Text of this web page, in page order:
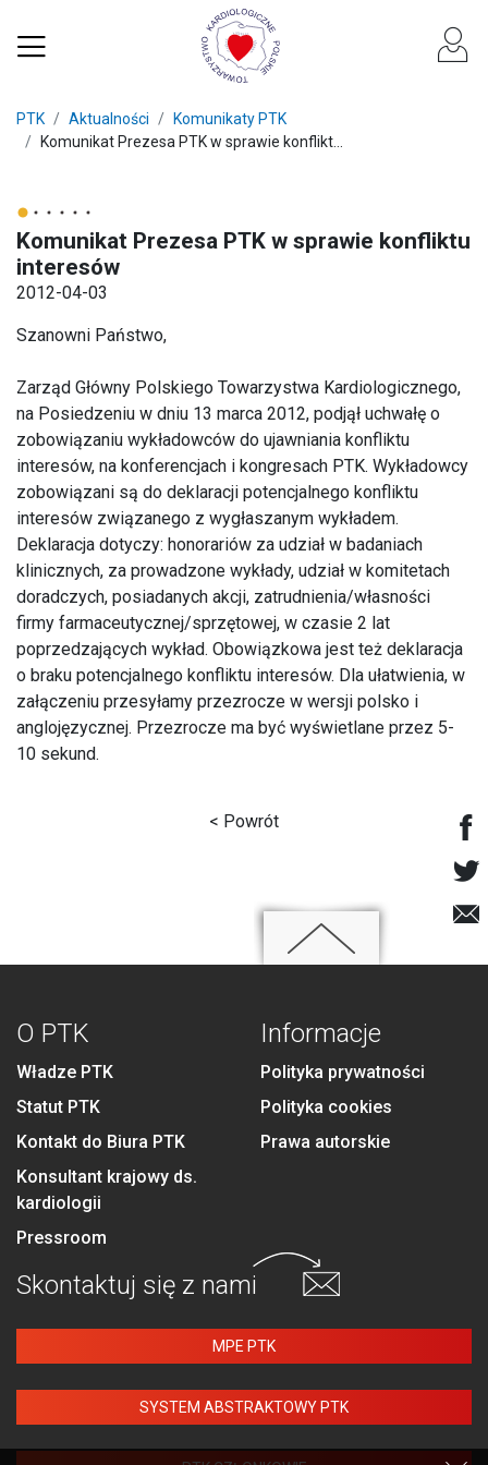
PTK Aktualności
Komunikaty PTK
Komunikat Prezesa PTK w sprawie konflikt...
Komunikat Prezesa PTK w sprawie konfliktu
interesów
2012-04-03
Szanowni Państwo,
Zarząd Główny Polskiego Towarzystwa Kardiologicznego,
na Posiedzeniu w dniu 13 marca 2012, podjął uchwałę o
zobowiązaniu wykładowców do ujawniania konfliktu
interesów, na konferencjach i kongresach PTK. Wykładowcy
zobowiązani są do deklaracji potencjalnego konfliktu
interesów związanego z wygłaszanym wykładem.
Deklaracja dotyczy: honorariów za udział w badaniach
klinicznych, za prowadzone wykłady, udział w komitetach
doradczych, posiadanych akcji, zatrudnienia/własności
firmy farmaceutycznej/sprzętowej, w czasie 2 lat
poprzedzających wykład. Obowiązkowa jest też deklaracja
o braku potencjalnego konfliktu interesów. Dla ułatwienia, w
załączeniu przesyłamy przezrocze w wersji polsko i
anglojęzycznej. Przezrocze ma być wyświetlane przez 5-
10 sekund.
< Powrót
O PTK
Władze PTK
Statut PTK
Kontakt do Biura PTK
Konsultant krajowy ds.
kardiologii
Pressroom
Informacje
Polityka prywatności
Polityka cookies
Prawa autorskie
Skontaktuj się z nami
MPE PTK
SYSTEM ABSTRAKTOWY PTK